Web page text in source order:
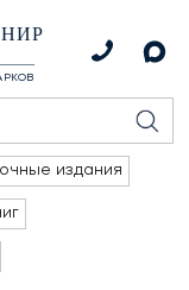
издания